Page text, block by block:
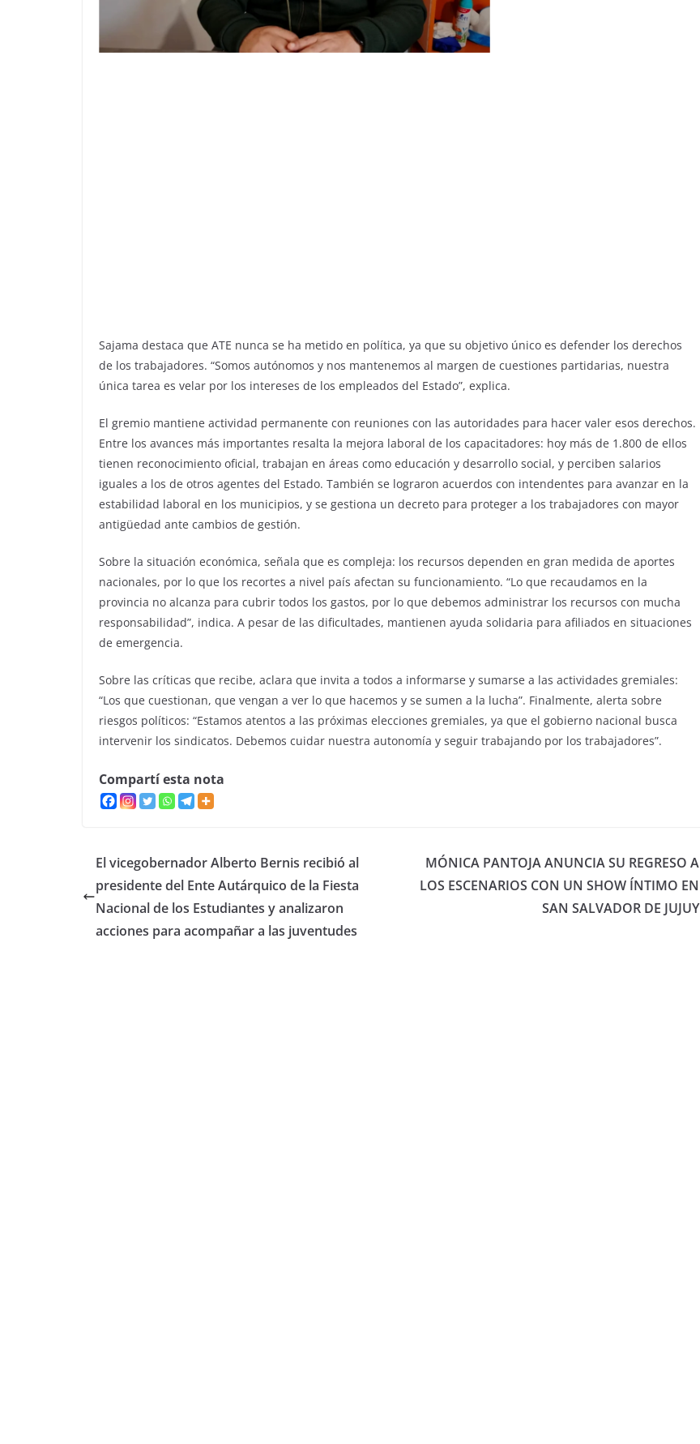
Sajama destaca que ATE nunca se ha metido en política, ya que su objetivo único es defender los derechos
de los trabajadores. “Somos autónomos y nos mantenemos al margen de cuestiones partidarias, nuestra
única tarea es velar por los intereses de los empleados del Estado”, explica.
El gremio mantiene actividad permanente con reuniones con las autoridades para hacer valer esos derechos.
Entre los avances más importantes resalta la mejora laboral de los capacitadores: hoy más de 1.800 de ellos
tienen reconocimiento oficial, trabajan en áreas como educación y desarrollo social, y perciben salarios
iguales a los de otros agentes del Estado. También se lograron acuerdos con intendentes para avanzar en la
estabilidad laboral en los municipios, y se gestiona un decreto para proteger a los trabajadores con mayor
antigüedad ante cambios de gestión.
Sobre la situación económica, señala que es compleja: los recursos dependen en gran medida de aportes
nacionales, por lo que los recortes a nivel país afectan su funcionamiento. “Lo que recaudamos en la
provincia no alcanza para cubrir todos los gastos, por lo que debemos administrar los recursos con mucha
responsabilidad”, indica. A pesar de las dificultades, mantienen ayuda solidaria para afiliados en situaciones
de emergencia.
Sobre las críticas que recibe, aclara que invita a todos a informarse y sumarse a las actividades gremiales:
“Los que cuestionan, que vengan a ver lo que hacemos y se sumen a la lucha”. Finalmente, alerta sobre
riesgos políticos: “Estamos atentos a las próximas elecciones gremiales, ya que el gobierno nacional busca
intervenir los sindicatos. Debemos cuidar nuestra autonomía y seguir trabajando por los trabajadores”.
Compartí esta nota
El vicegobernador Alberto Bernis recibió al
presidente del Ente Autárquico de la Fiesta
Nacional de los Estudiantes y analizaron
acciones para acompañar a las juventudes
MÓNICA PANTOJA ANUNCIA SU REGRESO A
LOS ESCENARIOS CON UN SHOW ÍNTIMO EN
SAN SALVADOR DE JUJUY